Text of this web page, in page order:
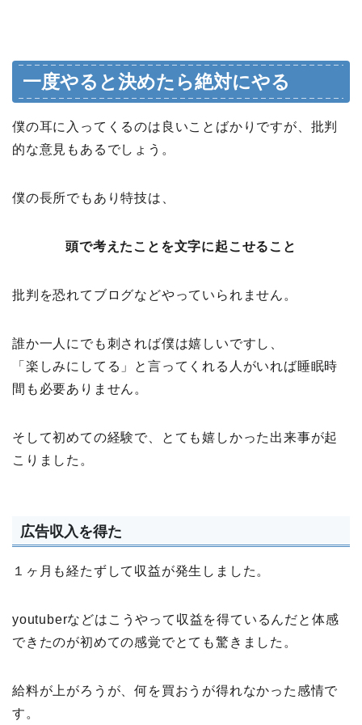
一度やると決めたら絶対にやる
僕の耳に入ってくるのは良いことばかりですが、批判
的な意見もあるでしょう。
僕の長所でもあり特技は、
頭で考えたことを文字に起こせること
批判を恐れてブログなどやっていられません。
誰か一人にでも刺されば僕は嬉しいですし、
「楽しみにしてる」と言ってくれる人がいれば睡眠時
間も必要ありません。
そして初めての経験で、とても嬉しかった出来事が起
こりました。
広告収入を得た
１ヶ月も経たずして収益が発生しました。
youtuberなどはこうやって収益を得ているんだと体感
できたのが初めての感覚でとても驚きました。
給料が上がろうが、何を買おうが得れなかった感情で
す。